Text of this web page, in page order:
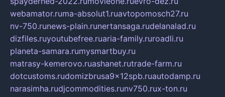
webamator.ruma-absolut1.ruavtopomosch27.ru
nv-750.runews-plain.runertansaga.rudelanalad.ru
dizfiles.ruyoutubefree.ruaria-family.ruroadli.ru
planeta-samara.rumysmartbuy.ru
matrasy-kemerovo.ruashanet.rutrade-farm.ru
dotcustoms.rudomizbrusa9x12spb.ruautodamp.ru
narasimha.rudjcommodities.runv750.rux-ton.ru